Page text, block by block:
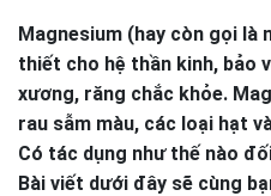
Magnesium (hay còn gọi là
thiết cho hệ thần kinh, bảo
xương, răng chắc khỏe.
rau sẫm màu, các loại hạt
Có tác dụng như thế nào
Bài viết dưới đây sẽ cùng